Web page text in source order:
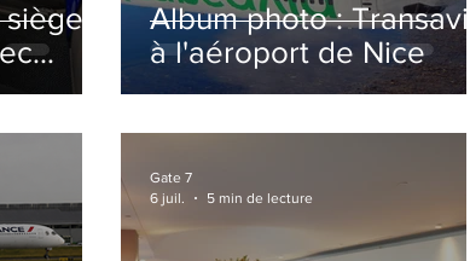
Album photo : Transavia
à l'aéroport de Nice
Gate 7
6 juil.
5 min de lecture